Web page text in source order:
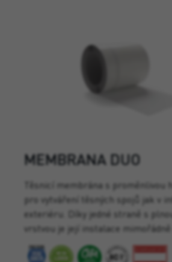
MEMBRANA DUO
Těsnicí membrána s proměnlivou
pro vytváření těsných spojů jak v
exteriéru. Díky jedné straně s
vrstvou je její instalace mimořádně